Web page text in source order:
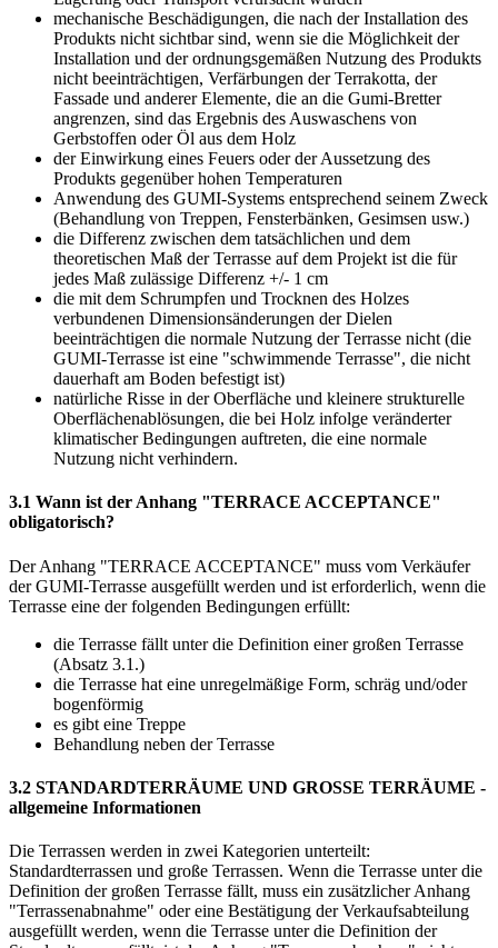
mechanische Beschädigungen, die nach der Installation des
Produkts nicht sichtbar sind, wenn sie die Möglichkeit der
Installation und der ordnungsgemäßen Nutzung des Produkts
nicht beeinträchtigen, Verfärbungen der Terrakotta, der
Fassade und anderer Elemente, die an die Gumi-Bretter
angrenzen, sind das Ergebnis des Auswaschens von
Gerbstoffen oder Öl aus dem Holz
der Einwirkung eines Feuers oder der Aussetzung des
Produkts gegenüber hohen Temperaturen
Anwendung des GUMI-Systems entsprechend seinem Zweck
(Behandlung von Treppen, Fensterbänken, Gesimsen usw.)
die Differenz zwischen dem tatsächlichen und dem
theoretischen Maß der Terrasse auf dem Projekt ist die für
jedes Maß zulässige Differenz +/- 1 cm
die mit dem Schrumpfen und Trocknen des Holzes
verbundenen Dimensionsänderungen der Dielen
beeinträchtigen die normale Nutzung der Terrasse nicht (die
GUMI-Terrasse ist eine "schwimmende Terrasse", die nicht
dauerhaft am Boden befestigt ist)
natürliche Risse in der Oberfläche und kleinere strukturelle
Oberflächenablösungen, die bei Holz infolge veränderter
klimatischer Bedingungen auftreten, die eine normale
Nutzung nicht verhindern.
3.1 Wann ist der Anhang "TERRACE ACCEPTANCE"
obligatorisch?
Der Anhang "TERRACE ACCEPTANCE" muss vom Verkäufer
der GUMI-Terrasse ausgefüllt werden und ist erforderlich, wenn die
Terrasse eine der folgenden Bedingungen erfüllt:
die Terrasse fällt unter die Definition einer großen Terrasse
(Absatz 3.1.)
die Terrasse hat eine unregelmäßige Form, schräg und/oder
bogenförmig
es gibt eine Treppe
Behandlung neben der Terrasse
3.2 STANDARDTERRÄUME UND GROSSE TERRÄUME -
allgemeine Informationen
Die Terrassen werden in zwei Kategorien unterteilt:
Standardterrassen und große Terrassen. Wenn die Terrasse unter die
Definition der großen Terrasse fällt, muss ein zusätzlicher Anhang
"Terrassenabnahme" oder eine Bestätigung der Verkaufsabteilung
ausgefüllt werden, wenn die Terrasse unter die Definition der